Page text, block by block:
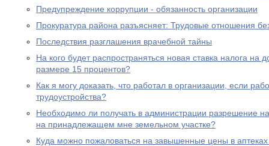
Предупреждение коррупции - обязанность организации
Прокуратура района разъясняет: Трудовые отношения
Последствия разглашения врачебной тайны
На кого будет распространяться новая ставка налога на
размере 15 процентов?
Как я могу доказать, что работал в организации, если
трудоустройства?
Необходимо ли получать в администрации разрешение
на принадлежащем мне земельном участке?
Куда можно пожаловаться на завышенные цены в